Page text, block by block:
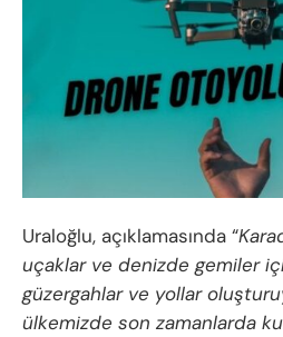
Uraloğlu, açıklamasında “
uçaklar ve denizde gemiler
güzergahlar ve yollar
ülkemizde son zamanlarda